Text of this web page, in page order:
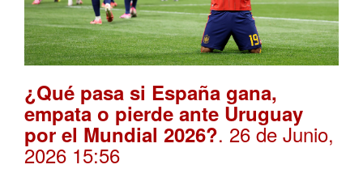
¿Qué pasa si España gana,
empata o pierde ante Uruguay
por el Mundial 2026?. 26 de Junio,
2026 15:56